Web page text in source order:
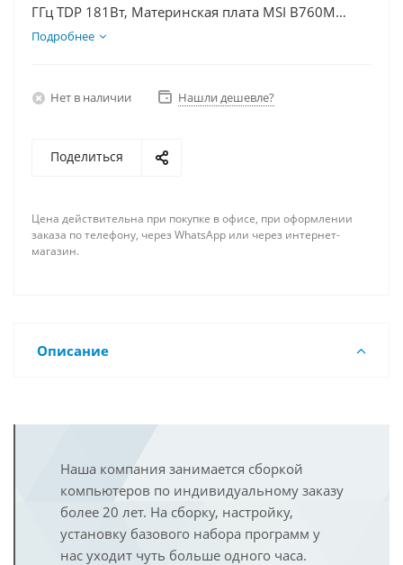
ГГц TDP 181Вт, Материнская плата MSI B760M
BOMBER WIFI D5, Видеокарта RTX 4080S 16Гб,
Подробнее
Нет в наличии Нашли дешевле?
Поделиться
Цена действительна при покупке в офисе, при оформлении
заказа по телефону, через WhatsApp или через интернет-
магазин.
Описание
Наша компания занимается сборкой
компьютеров по индивидуальному заказу
более 20 лет. На сборку, настройку,
установку базового набора программ у
нас уходит чуть больше одного часа.